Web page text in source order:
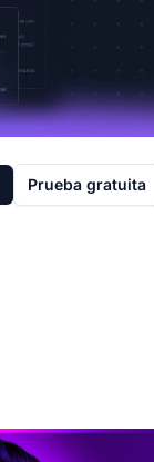
Prueba gratuita